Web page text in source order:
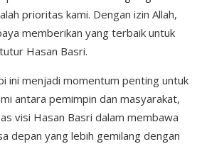
prioritas kami. Dengan izin Allah,
memberikan yang terbaik untuk
Hasan Basri.
ini menjadi momentum penting untuk
antara pemimpin dan masyarakat,
visi Hasan Basri dalam membawa
depan yang lebih gemilang dengan